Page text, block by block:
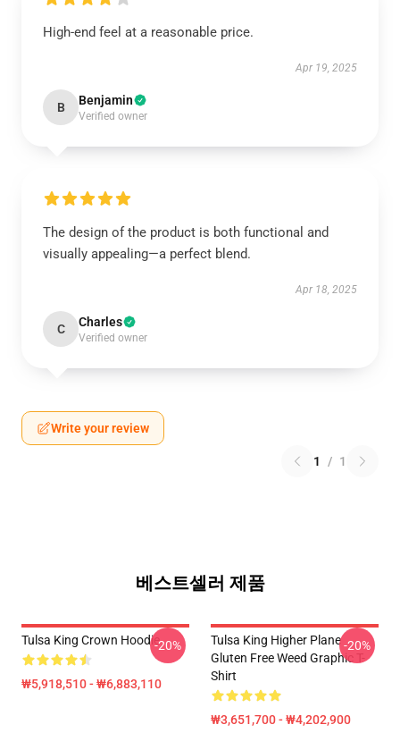
High-end feel at a reasonable price.
Apr 19, 2025
B Benjamin
Verified owner
The design of the product is both functional and
visually appealing—a perfect blend.
Apr 18, 2025
C Charles
Verified owner
Write your review
1 / 1
베스트셀러 제품
Tulsa King Crown Hoodie
₩5,918,510 - ₩6,883,110
-20%
Tulsa King Higher Plane
Gluten Free Weed Graphic T-
Shirt
₩3,651,700 - ₩4,202,900
-20%